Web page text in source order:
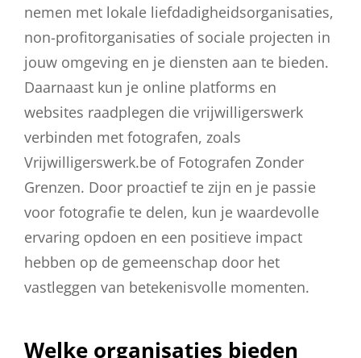
nemen met lokale liefdadigheidsorganisaties,
non-profitorganisaties of sociale projecten in
jouw omgeving en je diensten aan te bieden.
Daarnaast kun je online platforms en
websites raadplegen die vrijwilligerswerk
verbinden met fotografen, zoals
Vrijwilligerswerk.be of Fotografen Zonder
Grenzen. Door proactief te zijn en je passie
voor fotografie te delen, kun je waardevolle
ervaring opdoen en een positieve impact
hebben op de gemeenschap door het
vastleggen van betekenisvolle momenten.
Welke organisaties bieden